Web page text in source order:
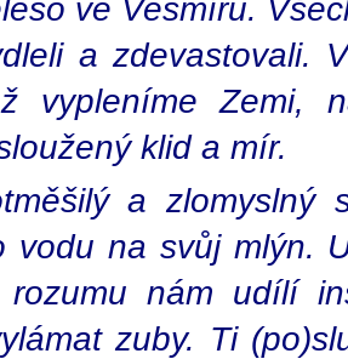
ve Vesmíru.
a zdevastovali.
vypleníme Zemi,
klid a mír.
a zlomyslný
vodu na svůj mlýn.
rozumu nám udílí
zuby. Ti